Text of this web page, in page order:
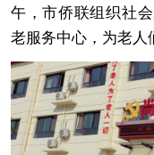
午，市侨联组织社
老服务中心，为老人